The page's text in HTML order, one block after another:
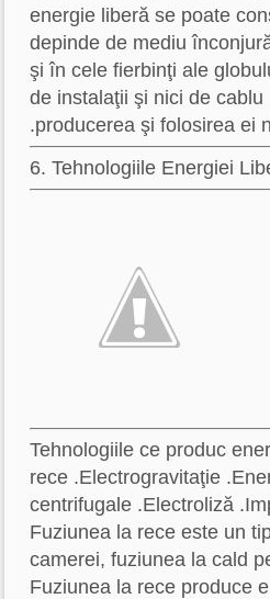
energie liberă se poate
depinde de mediu
şi în cele fierbinţi ale
de instalaţii şi nici de
.producerea şi folosirea ei
6. Tehnologiile Energiei
Tehnologiile ce produc
rece .Electrogravitaţie
centrifugale .Electroliză
Fuziunea la rece este un
camerei, fuziunea la cald
Fuziunea la rece produce